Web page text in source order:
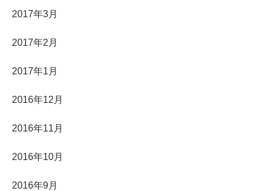
2017年3月
2017年2月
2017年1月
2016年12月
2016年11月
2016年10月
2016年9月